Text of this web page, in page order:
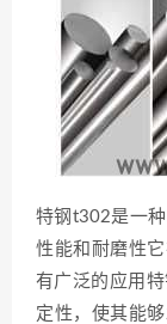
特钢t302是一
性能和耐磨性
有广泛的应用
定性，使其能